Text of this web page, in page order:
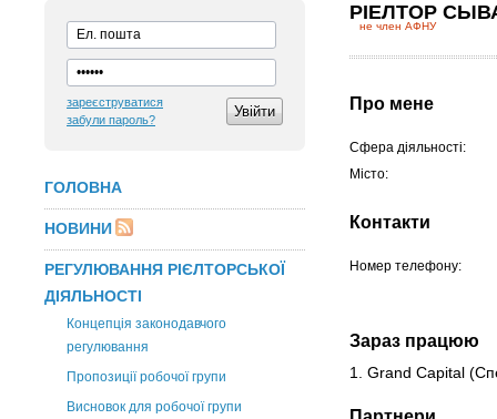
зареєструватися
забули пароль?
ГОЛОВНА
НОВИНИ
РЕГУЛЮВАННЯ РІЄЛТОРСЬКОЇ
ДІЯЛЬНОСТІ
Концепція законодавчого
регулювання
Пропозиції робочої групи
Висновок для робочої групи
РІЕЛТОР
не член АФНУ
Про мене
Сфера діяльності:
Місто:
Контакти
Номер телефону:
Зараз працюю
1. Grand Capital